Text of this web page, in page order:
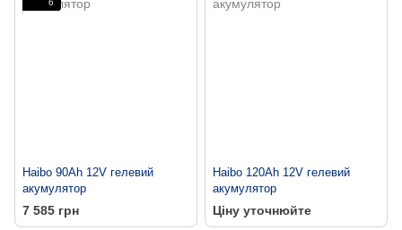
6
Haibo 90Ah 12V гелевий
акумулятор
7 585 грн
Haibo 120Ah 12V гелевий
акумулятор
Ціну уточнюйте